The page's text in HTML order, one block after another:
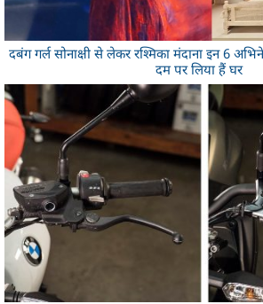
दबंग गर्ल सोनाक्षी से लेकर रश्मिका मंदाना इन 6
दम पर लिया हैं घर